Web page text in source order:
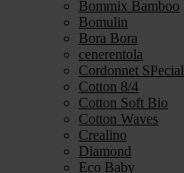
Bommix Bamboo
Bomulin
Bora Bora
cenerentola
Cordonnet SPecial
Cotton 8/4
Cotton Soft Bio
Cotton Waves
Crealino
Diamond
Eco Baby